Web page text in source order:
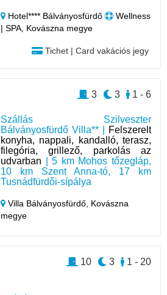
Hotel**** Bálványosfürdő
Wellness
| SPA, Kovászna megye
Tichet | Card vakációs jegy
Szállás Szilveszter
Bálványosfürdő Villa** |
Felszerelt
konyha, nappali, kandalló, terasz,
filegória, grillező, parkolás az
udvarban | 5 km Mohos tőzegláp,
10 km Szent Anna-tó, 17 km
Tusnádfürdői-sípálya
Villa Bálványosfürdő, Kovászna
megye
1 - 6
3
3
1 - 20
3
10